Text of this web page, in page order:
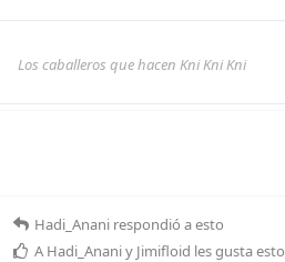
Los caballeros que hacen Kni Kni Kni
Hadi_Anani respondió a esto
A Hadi_Ananiy Jimifloid les gusta esto